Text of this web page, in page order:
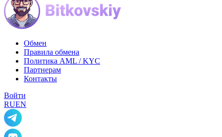
Обмен
Правила обмена
Политика AML / KYC
Партнерам
Контакты
Войти
RUEN